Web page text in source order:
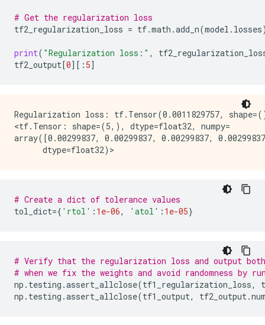
# Get the regularization loss
tf2_regularization_loss = tf.math .add_n(model . losses
print( "Regularization loss:" ,
tf2_output[0][: 5]
Regularization loss: tf.Tensor(0.0011829757,
<tf.Tensor: shape=(5,), dtype=float32, numpy=
array([0.00299837, 0.00299837, 0.00299837,
# Create a dict of tolerance values
tol_dict={ 'rtol' : 1e-06, 'atol' : 1e-05}
# Verify that the regularization loss and output both
# when we fix the weights and avoid randomness by
np . testing .assert_allclose(tf1_regularization_loss,
np . testing .assert_allclose(tf1_output, tf2_output.